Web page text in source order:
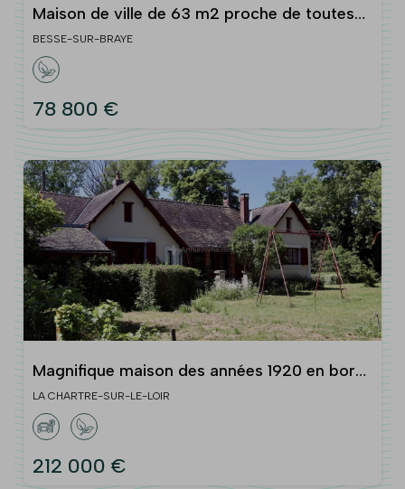
Maison de ville de 63 m2 proche de toutes
commodités
BESSE-SUR-BRAYE
78 800 €
Magnifique maison des années 1920 en bord
de Loir et à 5 minutes de La CHARTRE SUR
LE LOIR
LA CHARTRE-SUR-LE-LOIR
212 000 €